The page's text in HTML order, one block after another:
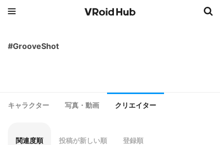
#GrooveShot
キャラクター 写真・動画 クリエイター
関連度順 投稿が新しい順 登録順